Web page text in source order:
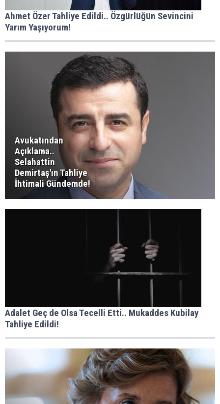
Ahmet Özer Tahliye Edildi.. Özgürlüğün Sevincini
Yarım Yaşıyorum!
Avukatından
Açıklama..
Selahattin
Demirtaş'ın Tahliye
İhtimali Gündemde!
Adalet Geç de Olsa Tecelli Etti.. Mukaddes Kubilay
Tahliye Edildi!